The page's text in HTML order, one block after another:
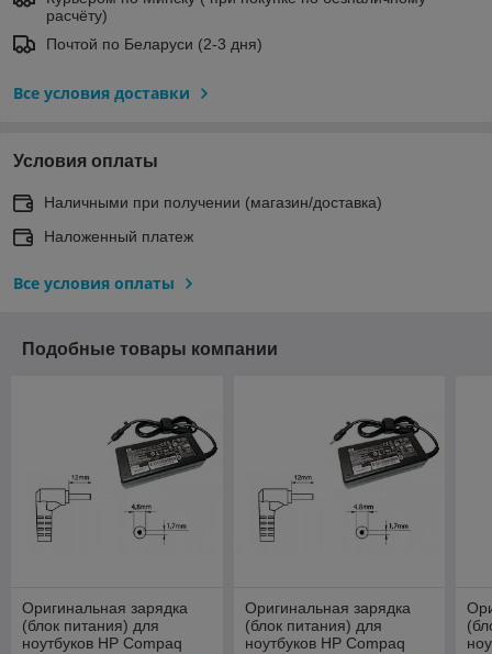
расчёту)
Почтой по Беларуси (2-3 дня)
Все условия доставки
Условия оплаты
Наличными при получении (магазин/доставка)
Наложенный платеж
Все условия оплаты
Подобные товары компании
Оригинальная зарядка
(блок питания) для
ноутбуков HP Compaq
Оригинальная зарядка
(блок питания) для
ноутбуков HP Compaq